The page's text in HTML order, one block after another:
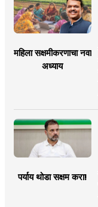
महिला सक्षमीकरणाचा नवा
अध्याय
पर्याय थोडा सक्षम करा!